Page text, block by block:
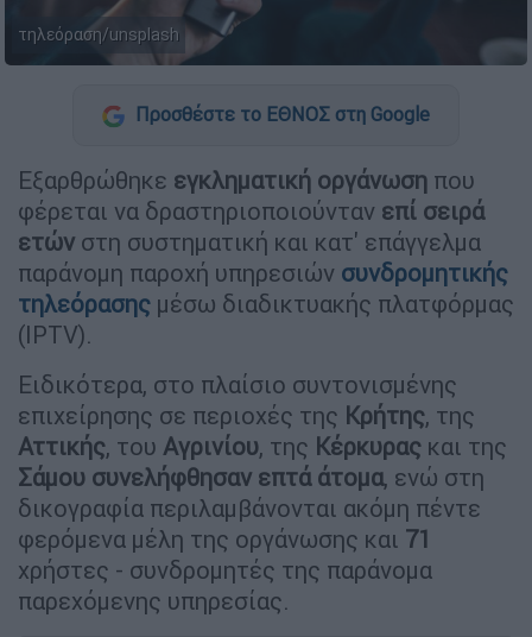
τηλεόραση/unsplash
Προσθέστε το ΕΘΝΟΣ στη Google
Εξαρθρώθηκε εγκληματική οργάνωση που
φέρεται να δραστηριοποιούνταν επί σειρά
ετών στη συστηματική και κατ' επάγγελμα
παράνομη παροχή υπηρεσιών συνδρομητικής
τηλεόρασης μέσω διαδικτυακής πλατφόρμας
(IPTV).
Ειδικότερα, στο πλαίσιο συντονισμένης
επιχείρησης σε περιοχές της Κρήτης, της
Αττικής, του Αγρινίου, της Κέρκυρας και της
Σάμου συνελήφθησαν επτά άτομα, ενώ στη
δικογραφία περιλαμβάνονται ακόμη πέντε
φερόμενα μέλη της οργάνωσης και 71
χρήστες - συνδρομητές της παράνομα
παρεχόμενης υπηρεσίας.